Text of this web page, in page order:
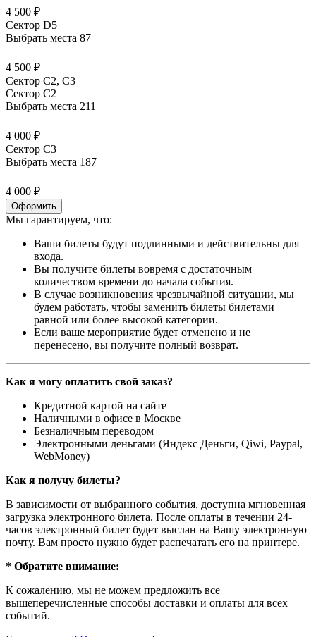
4 500 ₽
Сектор D5
Выбрать места 87
4 500 ₽
Сектор С2, С3
Сектор C2
Выбрать места 211
4 000 ₽
Сектор C3
Выбрать места 187
4 000 ₽
Оформить
Мы гарантируем, что:
Ваши билеты будут подлинными и действительны для
входа.
Вы получите билеты вовремя с достаточным
количеством времени до начала события.
В случае возникновения чрезвычайной ситуации, мы
будем работать, чтобы заменить билеты билетами
равной или более высокой категории.
Если ваше мероприятие будет отменено и не
перенесено, вы получите полный возврат.
Как я могу оплатить свой заказ?
Кредитной картой на сайте
Наличными в офисе в Москве
Безналичным переводом
Электронными деньгами (Яндекс Деньги, Qiwi, Paypal,
WebMoney)
Как я получу билеты?
В зависимости от выбранного события, доступна мгновенная
загрузка электронного билета. После оплаты в течении 24-
часов электронный билет будет выслан на Вашу электронную
почту. Вам просто нужно будет распечатать его на принтере.
* Обратите внимание:
К сожалению, мы не можем предложить все
вышеперечисленные способы доставки и оплаты для всех
событий.